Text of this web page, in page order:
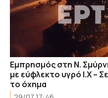
Εμπρησμός στη Ν.
με εύφλεκτο υγρό Ι.Χ –
το όχημα